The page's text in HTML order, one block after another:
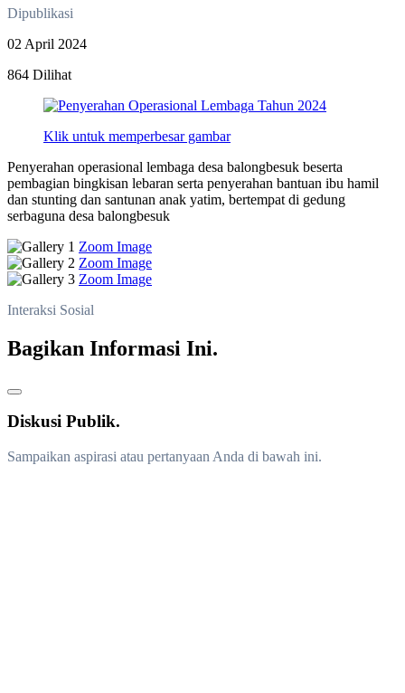
Dipublikasi
02 April 2024
864 Dilihat
Klik untuk memperbesar gambar
Penyerahan operasional lembaga desa balongbesuk beserta
pembagian bingkisan lebaran serta penyerahan bantuan ibu hamil
dan stunting dan santunan anak yatim, bertempat di gedung
serbaguna desa balongbesuk
Zoom Image
Zoom Image
Zoom Image
Interaksi Sosial
Bagikan Informasi Ini.
Diskusi Publik.
Sampaikan aspirasi atau pertanyaan Anda di bawah ini.